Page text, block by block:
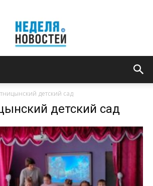
детский сад
детский сад